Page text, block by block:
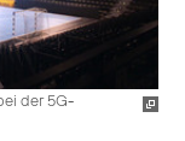
der 5G-